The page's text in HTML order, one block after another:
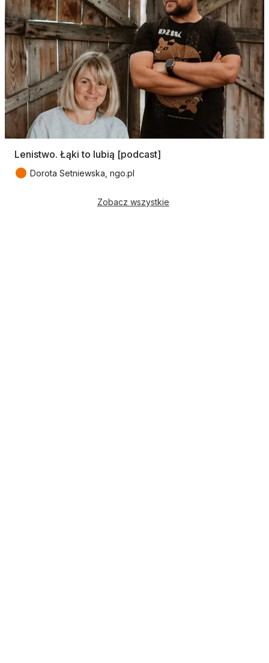
Lenistwo. Łąki to lubią [podcast]
● Dorota Setniewska, ngo.pl
Zobacz wszystkie